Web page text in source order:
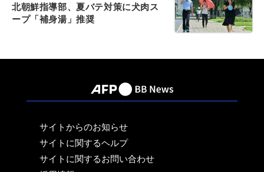
北朝鮮指導部、夏バテ対策に犬肉ス
ープ「補身湯」推奨
サイトからのお知らせ
サイトに関するヘルプ
サイトに関するお問い合わせ